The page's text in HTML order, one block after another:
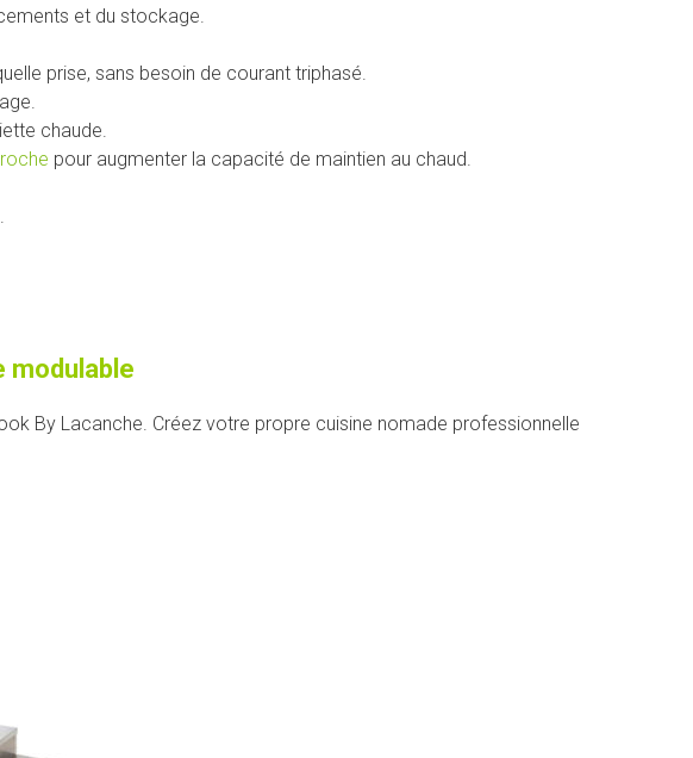
et du stockage.
prise, sans besoin de courant triphasé.
chaude.
pour augmenter la capacité de maintien au chaud.
modulable
By Lacanche. Créez votre propre cuisine nomade professionnelle